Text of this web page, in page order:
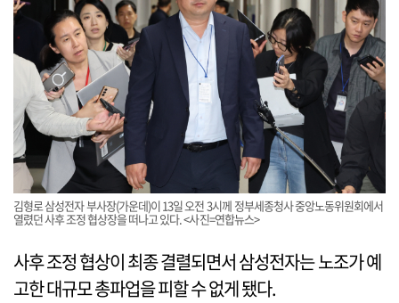
김형로 삼성전자 부사장(가운데)이 13일 오전 3시께 정부세종청사 중앙노동위원회에서
열렸던 사후 조정 협상장을 떠나고 있다. <사진=연합뉴스>
사후 조정 협상이 최종 결렬되면서 삼성전자는 노조가 예
고한 대규모 총파업을 피할 수 없게 됐다.